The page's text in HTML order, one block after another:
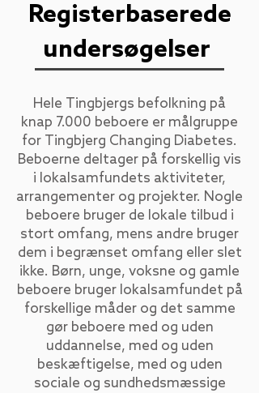
Registerbaserede
undersøgelser
Hele Tingbjergs befolkning på
knap 7.000 beboere er målgruppe
for Tingbjerg Changing Diabetes.
Beboerne deltager på forskellig vis
i lokalsamfundets aktiviteter,
arrangementer og projekter. Nogle
beboere bruger de lokale tilbud i
stort omfang, mens andre bruger
dem i begrænset omfang eller slet
ikke. Børn, unge, voksne og gamle
beboere bruger lokalsamfundet på
forskellige måder og det samme
gør beboere med og uden
uddannelse, med og uden
beskæftigelse, med og uden
sociale og sundhedsmæssige